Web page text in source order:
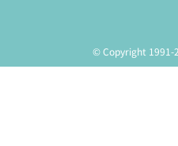
© Copyright 1991-